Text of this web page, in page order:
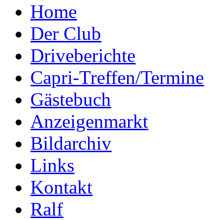
Home
Der Club
Driveberichte
Capri-Treffen/Termine
Gästebuch
Anzeigenmarkt
Bildarchiv
Links
Kontakt
Ralf